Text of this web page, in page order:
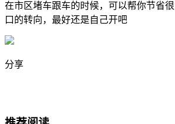
在市区堵车跟车的时候，可以帮你节省
口的转向，最好还是自己开吧
分享